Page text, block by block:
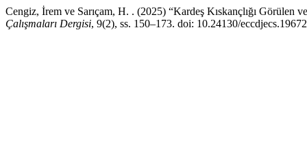
Cengiz, İrem ve Sarıçam, H. . (2025) “Kardeş Kıskançlığı
Çalışmaları Dergisi, 9(2), ss. 150–173. doi: 10.24130/